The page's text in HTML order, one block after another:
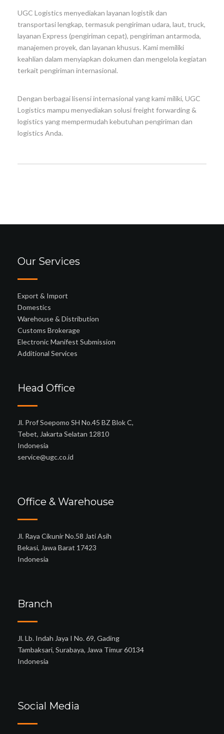
UGC Logistics menyediakan layanan logistik dan
transportasi lengkap, termasuk pengiriman udara, laut, truck,
layanan Express (pengiriman cepat), pengiriman antarmoda,
manajemen proyek, dan layanan khusus. Kami memiliki
keahlian dalam menyiapkan dokumen dan mengelola kegiatan
terkait pengiriman internasional.
Dengan berbagai lisensi internasional yang kami miliki, UGC
Logistics mampu menyediakan solusi freight forwarding &
logistics yang mempermudah kebutuhan pengiriman dan
logistics Anda.
Our Services
Export & Import
Domestics
Warehouse & Distribution
Customs Brokerage
Electronic Manifest Submission
Additional Services
Head Office
Jl. Prof Soepomo SH No.45 BZ Blok C,
Tebet, Jakarta Selatan 12810
Indonesia
service@ugc.co.id
Office & Warehouse
Jl. Raya Cikunir No.58 Jati Asih
Bekasi, Jawa Barat 17423
Indonesia
Branch
Jl. Lb. Indah Jaya I No. 69, Gading
Tambaksari, Surabaya, Jawa Timur 60134
Indonesia
Social Media